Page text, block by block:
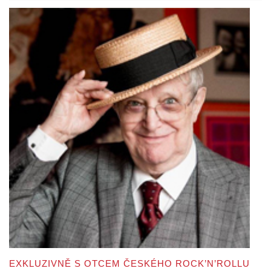
EXKLUZIVNĚ S OTCEM ČESKÉHO ROCK’N’ROLLU